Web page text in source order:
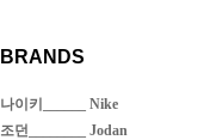
BRANDS
나이키______ Nike
조던________ Jodan